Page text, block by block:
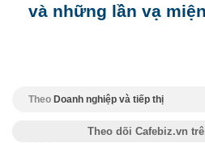
và những lần vạ
Theo Doanh nghiệp và tiếp thị
Theo dõi Cafebiz.vn